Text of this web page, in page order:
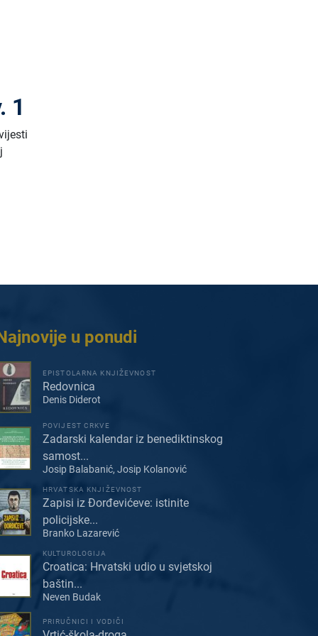
1
u ponudi
EPISTOLARNA KNJIŽEVNOST
Redovnica
Denis Diderot
POVIJEST CRKVE
Zadarski kalendar iz benediktinskog
samost...
Josip Balabanić, Josip Kolanović
HRVATSKA KNJIŽEVNOST
Zapisi iz Đorđevićeve: istinite
policijske...
Branko Lazarević
KULTUROLOGIJA
Croatica: Hrvatski udio u svjetskoj
baštin...
Neven Budak
PRIRUČNICI I VODIČI